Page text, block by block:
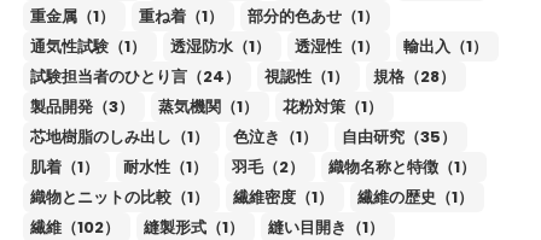
重金属（1）
重ね着（1）
部分的色あせ（1）
通気性試験（1）
透湿防水（1） 透湿性（1）
輸出入（1）
試験担当者のひとり言（24）
視認性（1）
規格（28）
製品開発（3）
蒸気機関（1）
花粉対策（1）
芯地樹脂のしみ出し（1）
色泣き（1）
自由研究（35）
肌着（1）
耐水性（1） 羽毛（2）
織物名称と特徴（1）
織物とニットの比較（1）
繊維密度（1）
繊維の歴史（1）
繊維（102）
縫製形式（1）
縫い目開き（1）